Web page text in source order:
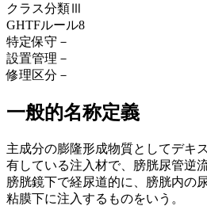
クラス分類Ⅲ
GHTFルール8
特定保守 －
設置管理 －
修理区分 －
一般的名称定義
主成分の膨隆形成物質としてデキ
有している注入材で、膀胱尿管逆
膀胱鏡下で経尿道的に、膀胱内の
粘膜下に注入するものをいう。